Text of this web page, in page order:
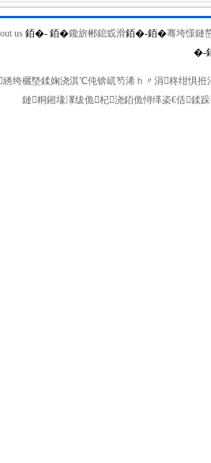
us 銆�- 銆�鑱旂郴鎴戜滑銆�-銆�骞垮憡鏈
�-
綉绔欐墍鍒婅浇淇℃伅锛屼笉浠ｈ〃涓柊绀惧
鏈粡鎺堟潈绂佹杞浇銆佹憳缂栥€佸鍒